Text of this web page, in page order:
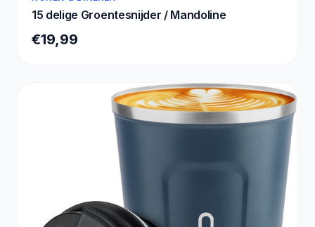
15 delige Groentesnijder / Mandoline
€19,99